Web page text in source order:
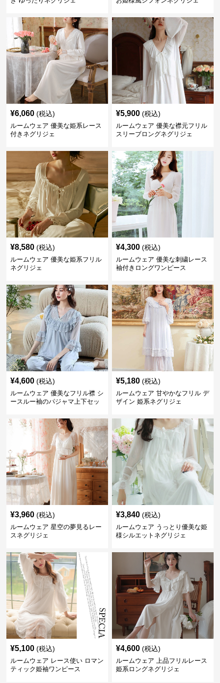
¥6,060 (税込)
ルームウェア 優美な姫系レース
付きネグリジェ
¥5,900 (税込)
ルームウェア 優美な襟元フリル
スリーブロングネグリジェ
¥8,580 (税込)
ルームウェア 優美な姫系フリル
ネグリジェ
¥4,300 (税込)
ルームウェア 優美な刺繍レース
袖付きロングワンピース
¥4,600 (税込)
ルームウェア 優美なフリル襟 シ
ースルー袖のパジャマ上下セッ
¥5,180 (税込)
ルームウェア 甘やかなフリル デ
ザイン 姫系ネグリジェ
¥3,960 (税込)
ルームウェア 星空の夢見るレー
スネグリジェ
¥3,840 (税込)
ルームウェア うっとり優美な姫
様シルエットネグリジェ
¥5,100 (税込)
ルームウェア レース使い ロマン
ティック姫袖ワンピース
¥4,600 (税込)
ルームウェア 上品フリルレース
姫系ロングネグリジェ